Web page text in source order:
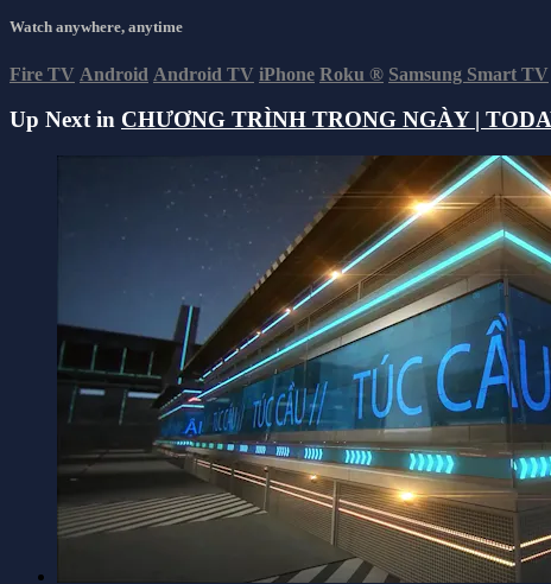
Watch anywhere, anytime
Fire TV Android Android TV iPhone Roku ® Samsung Smart TV
Up Next in CHƯƠNG TRÌNH TRONG NGÀY |